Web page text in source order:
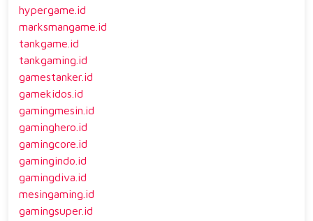
hypergame.id
marksmangame.id
tankgame.id
tankgaming.id
gamestanker.id
gamekidos.id
gamingmesin.id
gaminghero.id
gamingcore.id
gamingindo.id
gamingdiva.id
mesingaming.id
gamingsuper.id